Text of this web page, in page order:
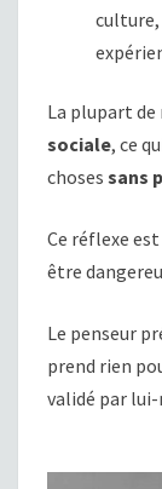
culture,
La plupart
sociale, ce
choses sans
Ce réflexe
être
Le penseur
prend rien
validé par